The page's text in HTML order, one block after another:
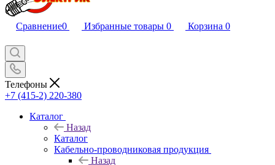
Сравнение0 Избранные товары 0 Корзина 0
Телефоны
+7 (415-2) 220-380
Каталог
Назад
Каталог
Кабельно-проводниковая продукция
Назад